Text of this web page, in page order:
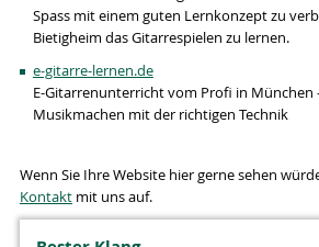
Spass mit einem guten Lernkonzept zu
Bietigheim das Gitarrespielen zu lernen.
e-gitarre-lernen.de
E-Gitarrenunterricht vom Profi in München
Musikmachen mit der richtigen Technik
Wenn Sie Ihre Website hier gerne sehen
Kontaktmit uns auf.